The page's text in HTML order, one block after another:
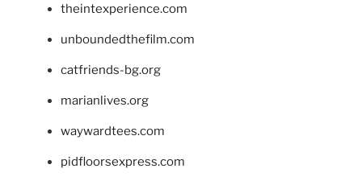
theintexperience.com
unboundedthefilm.com
catfriends-bg.org
marianlives.org
waywardtees.com
pidfloorsexpress.com